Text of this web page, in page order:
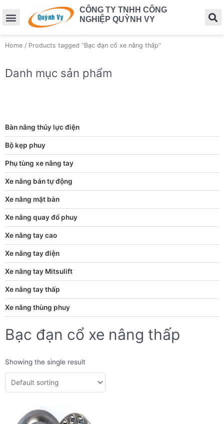
CÔNG TY TNHH CÔNG
NGHIỆP QUỲNH VY
Home / Products tagged “Bạc đạn cổ xe nâng thấp”
Danh mục sản phẩm
Bàn nâng thủy lực điện
Bộ kẹp phuy
Phụ tùng xe nâng tay
Xe nâng bán tự động
Xe nâng mặt bàn
Xe nâng quay đổ phuy
Xe nâng tay cao
Xe nâng tay điện
Xe nâng tay Mitsulift
Xe nâng tay thấp
Xe nâng thùng phuy
Bạc đạn cổ xe nâng thấp
Showing the single result